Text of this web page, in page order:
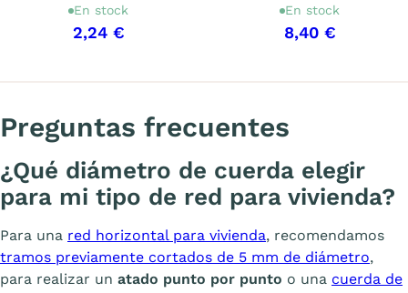
En stock
2,24 €
En stock
8,40 €
Preguntas frecuentes
¿Qué diámetro de cuerda elegir
para mi tipo de red para vivienda?
Para una red horizontal para vivienda, recomendamos
tramos previamente cortados de 5 mm de diámetro,
para realizar un atado punto por punto o una cuerda de